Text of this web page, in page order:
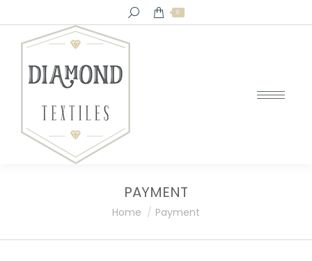
Search: 0
PAYMENT
You are here:
Home Payment